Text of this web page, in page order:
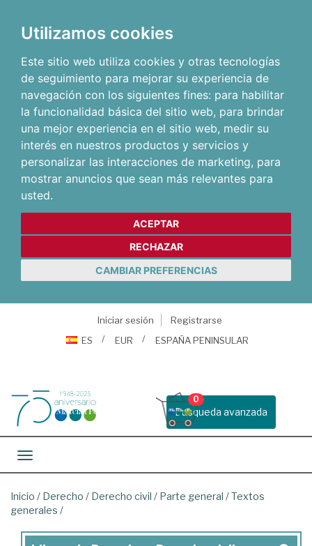
Utilizamos cookies
Este sitio web utiliza cookies y otras tecnologías
de seguimiento para mejorar su experiencia de
navegación con los siguientes fines: para habilitar
la funcionalidad básica del sitio web, para brindar
una mejor experiencia en el sitio web, medir su
interés en nuestros productos y servicios y
personalizar las interacciones de marketing, para
mostrar anuncios que sean más relevantes para
usted.
ACEPTAR
RECHAZAR
CAMBIAR PREFERENCIAS
Iniciar sesión
Registrarse
ES
EUR ESPAÑA PENINSULAR
Busqueda avanzada
0
Toggle navigation
Inicio / Derecho / Derecho civil / Parte general /Textos
generales /